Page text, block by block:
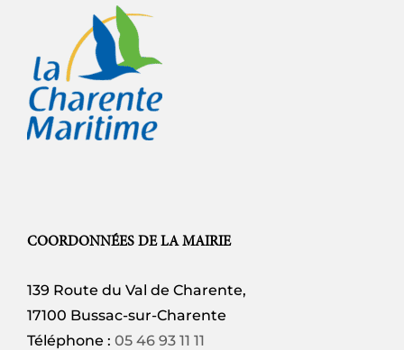
COORDONNÉES DE LA MAIRIE
139 Route du Val de Charente,
17100 Bussac-sur-Charente
Téléphone : 05 46 93 11 11